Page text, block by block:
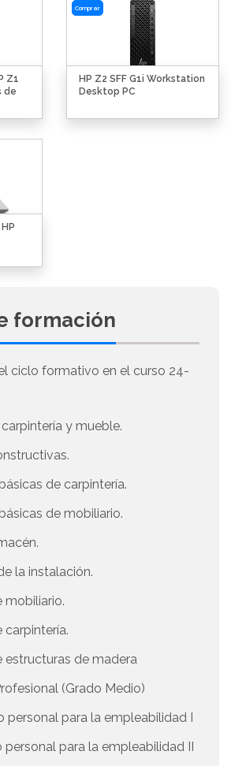
Z1
de
Comprar
HP Z2 SFF G1i Workstation
Desktop PC
formación
ciclo formativo en el curso 24-
y mueble.
de carpintería.
de mobiliario.
la instalación.
mobiliario.
carpintería.
estructuras de madera
(Grado Medio)
personal para la empleabilidad I
personal para la empleabilidad II